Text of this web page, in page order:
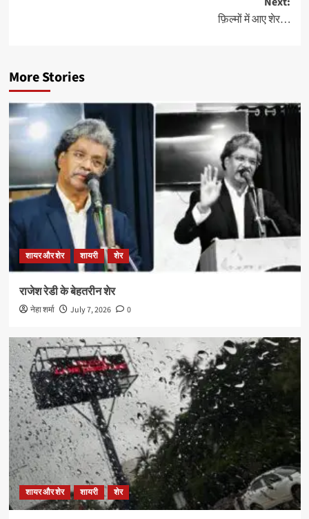
फ़िल्मों में आए शेर…
More Stories
शायर और शेर शायरी शेर
राजेश रेडी के बेहतरीन शेर
नेहा शर्मा July 7, 2026 0
शायर और शेर शायरी शेर